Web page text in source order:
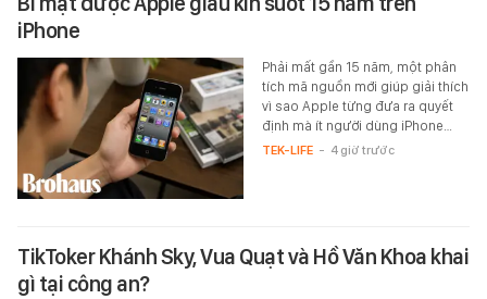
iPhone
Phải mất gần 15 năm, một phân
tích mã nguồn mới giúp giải thích
vì sao Apple từng đưa ra quyết
định mà ít người dùng iPhone…
TEK-LIFE - 4 giờ trước
TikToker Khánh Sky, Vua Quạt và Hồ Văn Khoa khai
gì tại công an?